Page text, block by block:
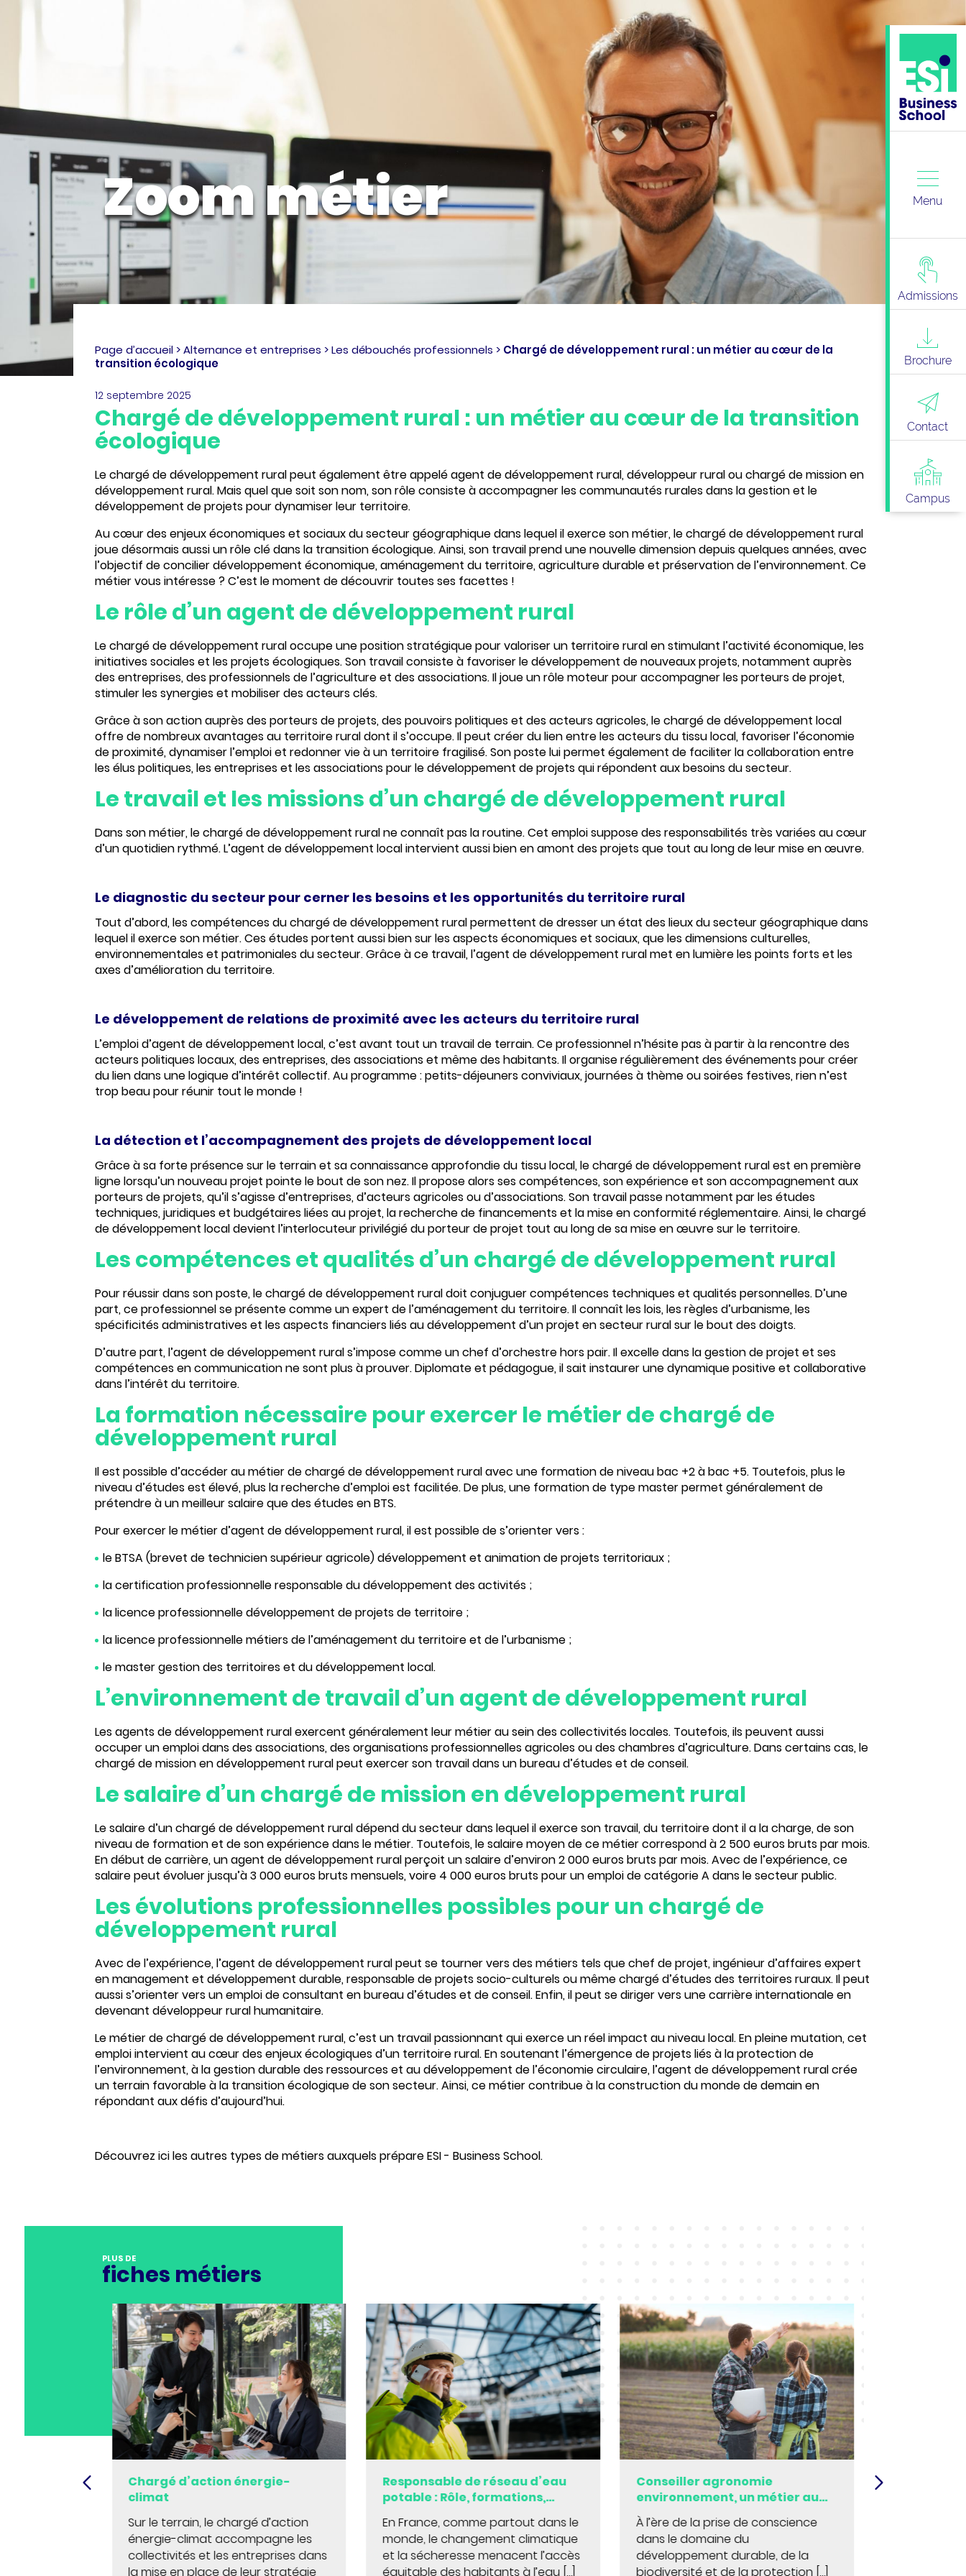
Menu
Admissions
Brochure
Contact
Campus
Zoom métier
Page d’accueil>Alternance et entreprises >Les débouchés professionnels > Chargé de développement rural : un métier au cœur de la
transition écologique
12 septembre 2025
Chargé de développement rural : un métier au cœur de la transition
écologique
Lechargé de développement ruralpeut également être appelé agent de développement rural, développeur rural ou chargé de mission en
développement rural. Mais quel que soit son nom, son rôle consiste à accompagner les communautés rurales dans la gestion et le
développement de projets pourdynamiser leur territoire.
Au cœur des enjeux économiques et sociaux du secteur géographique dans lequel il exerce son métier, le chargé de développement rural
joue désormais aussi un rôle clé dans la transition écologique. Ainsi, son travail prend une nouvelle dimension depuis quelques années, avec
l’objectif de concilier développement économique, aménagement du territoire, agriculture durable et préservation de l’environnement. Ce
métier vous intéresse ? C’est le moment de découvrir toutes ses facettes !
Le rôle d’un agent de développement rural
Le chargé de développement rural occupe une position stratégique pourvaloriser un territoire ruralen stimulant l’activité économique, les
initiatives sociales et les projets écologiques. Son travail consiste à favoriser le développement de nouveaux projets, notamment auprès
des entreprises, des professionnels de l’agriculture et des associations. Il joue un rôle moteur pour accompagner les porteurs de projet,
stimuler les synergies et mobiliser des acteurs clés.
Grâce à son action auprès des porteurs de projets, des pouvoirs politiques et des acteurs agricoles, le chargé de développement local
offre de nombreux avantages au territoire rural dont il s’occupe. Il peut créer du lien entre les acteurs du tissu local, favoriser l’économie
de proximité,dynamiser l’emploiet redonner vie à un territoire fragilisé. Son poste lui permet également de faciliter la collaborationentre
les élus politiques, les entreprises et les associations pour le développement de projets qui répondent aux besoins du secteur.
Le travail et les missions d’un chargé de développement rural
Dans son métier, le chargé de développement rural ne connaît pas la routine. Cet emploi suppose desresponsabilités très variéesau cœur
d’un quotidien rythmé. L’agent de développement local intervient aussi bien en amont des projets que tout au long de leur mise en œuvre.
Le diagnostic du secteur pour cerner les besoins et les opportunités du territoire rural
Tout d’abord, les compétences du chargé de développement rural permettent dedresser un état des lieuxdu secteur géographique dans
lequel il exerce son métier. Ces études portent aussi bien sur les aspects économiques et sociaux, que les dimensions culturelles,
environnementales et patrimoniales du secteur. Grâce à ce travail, l’agent de développement rural met en lumière les points forts et les
axes d’amélioration du territoire.
Le développement de relations de proximité avec les acteurs du territoire rural
L’emploi d’agent de développement local, c’est avant tout un travail de terrain. Ce professionnel n’hésite pas à partir à la rencontre des
acteurs politiques locaux, des entreprises, des associations et même des habitants. Il organise régulièrement des événements pour créer
du lien dans unelogique d’intérêt collectif. Au programme : petits-déjeuners conviviaux, journées à thème ou soirées festives, rien n’est
trop beau pour réunir tout le monde !
La détection et l’accompagnement des projets de développement local
Grâce à sa forte présence sur le terrain et saconnaissance approfondie du tissu local, le chargé de développement rural est en première
ligne lorsqu’un nouveau projet pointe le bout de son nez. Il propose alors ses compétences, son expérience et son accompagnement aux
porteurs de projets, qu’il s’agisse d’entreprises, d’acteurs agricoles ou d’associations. Son travail passe notamment par les études
techniques, juridiques et budgétaires liées au projet, larecherche de financementset la mise en conformité réglementaire. Ainsi, le chargé
de développement local devient l’interlocuteur privilégié du porteur de projet tout au long de sa mise en œuvre sur le territoire.
Les compétences et qualités d’un chargé de développement rural
Pour réussir dans son poste, le chargé de développement rural doit conjuguer compétences techniques et qualités personnelles. D’une
part, ce professionnel se présente comme unexpert de l’aménagement du territoire. Il connaît les lois, les règles d’urbanisme, les
spécificités administratives et les aspects financiers liés au développement d’un projet en secteur rural sur le bout des doigts.
D’autre part, l’agent de développement rural s’impose comme un chef d’orchestre hors pair. Il excelle dans lagestionde projet et ses
compétences en communication ne sont plus à prouver. Diplomate et pédagogue, il sait instaurer une dynamique positive et collaborative
dans l’intérêt du territoire.
La formation nécessaire pour exercer le métier de chargé de
développement rural
Il est possible d’accéder au métier de chargé de développement rural avec une formation de niveau bac +2 à bac +5. Toutefois, plus le
niveau d’études est élevé, plus la recherche d’emploi est facilitée. De plus, une formation de type master permet généralement de
prétendre à un meilleur salaire que des études en BTS.
Pour exercer le métier d’agent de développement rural, il est possible de s’orienter vers :
le BTSA (brevet de technicien supérieur agricole) développement et animation de projets territoriaux ;
la certification professionnelleresponsable du développement des activités ;
la licence professionnelle développement de projets de territoire ;
la licence professionnelle métiers de l’aménagement du territoire et de l’urbanisme ;
le master gestion des territoires et du développement local.
L’environnement de travail d’un agent de développement rural
Les agents de développement rural exercent généralement leur métier au sein descollectivités locales. Toutefois, ils peuvent aussi
occuper un emploi dans des associations, des organisations professionnelles agricoles ou des chambres d’agriculture. Dans certains cas, le
chargé de mission en développement rural peut exercer son travail dans unbureau d’études et de conseil.
Le salaire d’un chargé de mission en développement rural
Lesalaire d’un chargé de développement ruraldépend du secteur dans lequel il exerce son travail, du territoire dont il a la charge, de son
niveau de formation et de son expérience dans le métier. Toutefois, le salaire moyen de ce métier correspond à 2 500 euros bruts par mois.
En début de carrière, un agent de développement rural perçoit un salaire d’environ 2 000 euros bruts par mois. Avec de l’expérience, ce
salaire peut évoluer jusqu’à 3 000 euros bruts mensuels, voire 4 000 euros bruts pour un emploi de catégorie A dans le secteur public.
Les évolutions professionnelles possibles pour un chargé de
développement rural
Avec de l’expérience, l’agent de développement rural peut se tourner vers des métiers tels que chef de projet,ingénieur d’affaires expert
en management et développement durable, responsable de projets socio-culturels ou même chargé d’études des territoires ruraux. Il peut
aussi s’orienter vers un emploi de consultant en bureau d’études et de conseil. Enfin, il peut se diriger vers une carrière internationale en
devenant développeur rural humanitaire.
Le métier de chargé de développement rural, c’est un travail passionnant qui exerce un réelimpact au niveau local. En pleine mutation, cet
emploi intervient au cœur des enjeux écologiques d’un territoire rural. En soutenant l’émergence de projets liés à la protection de
l’environnement, à la gestion durable des ressources et au développement de l’économie circulaire, l’agent de développement rural crée
un terrain favorable à la transition écologique de son secteur. Ainsi, ce métier contribue à laconstruction du monde de demainen
répondant aux défis d’aujourd’hui.
Découvrez iciles autres types de métiers auxquels prépare ESI - Business School.
PLUS DE
fiches métiers
Chargé d’action énergie-
climat
Sur le terrain, le chargé d’action
énergie-climat accompagne les
collectivités et les entreprises dans
la mise en place de leur stratégie
Responsable de réseau d’eau
potable : Rôle, formations,
En France, comme partout dans le
monde, le changement climatique
et la sécheresse menacent l’accès
équitable des habitants à l’eau […]
Conseiller agronomie
environnement, un métier au
cœur de l’agriculture durable
À l’ère de la prise de conscience
dans le domaine du
développement durable, de la
biodiversité et de la protection […]